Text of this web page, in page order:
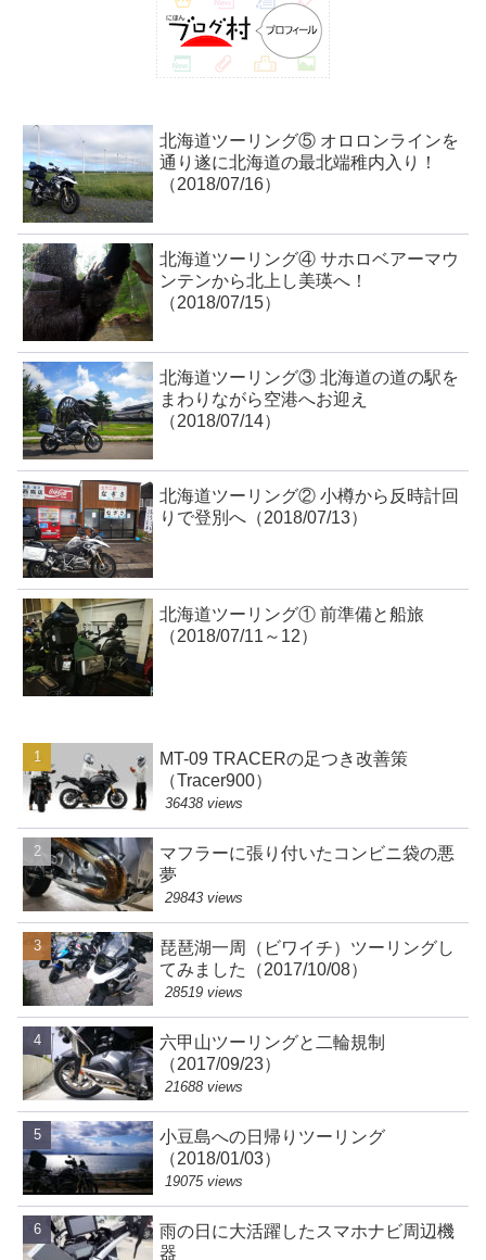
北海道ツーリング⑤ オロロンラインを
通り遂に北海道の最北端稚内入り！
（2018/07/16）
北海道ツーリング④ サホロベアーマウ
ンテンから北上し美瑛へ！
（2018/07/15）
北海道ツーリング③ 北海道の道の駅を
まわりながら空港へお迎え
（2018/07/14）
北海道ツーリング② 小樽から反時計回
りで登別へ（2018/07/13）
北海道ツーリング① 前準備と船旅
（2018/07/11～12）
MT-09 TRACERの足つき改善策
（Tracer900）
36438 views
マフラーに張り付いたコンビニ袋の悪
夢
29843 views
琵琶湖一周（ビワイチ）ツーリングし
てみました（2017/10/08）
28519 views
六甲山ツーリングと二輪規制
（2017/09/23）
21688 views
小豆島への日帰りツーリング
（2018/01/03）
19075 views
雨の日に大活躍したスマホナビ周辺機
器